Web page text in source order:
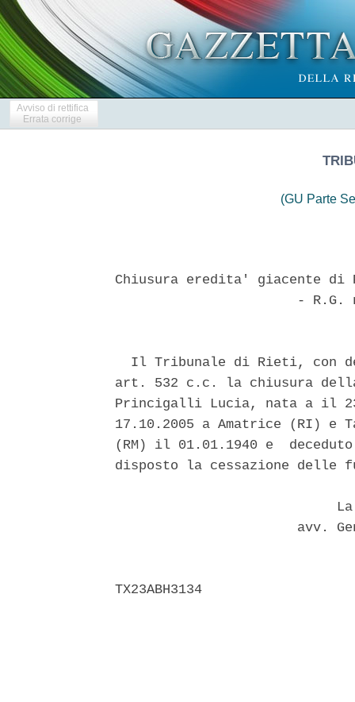
Avviso di rettifica
Errata corrige
(GU Parte
Chiusura eredita' giacente
-
Il Tribunale di Rieti, con
art. 532 c.c. la chiusura
Princigalli Lucia, nata a il
17.10.2005 a Amatrice (RI)
(RM) il 01.01.1940 e
disposto la cessazione
avv.